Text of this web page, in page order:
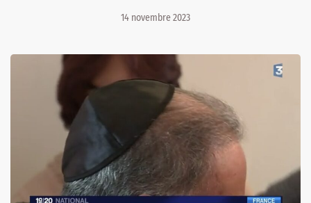
14 novembre 2023